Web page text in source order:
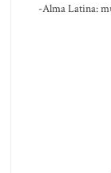
-Alma Latina: